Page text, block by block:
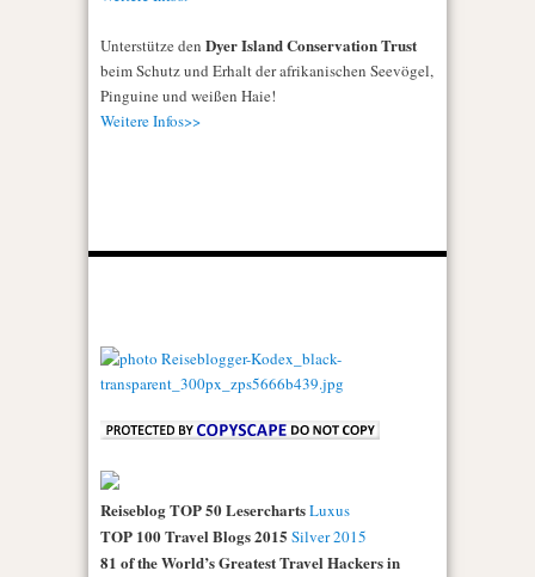
Unterstütze den Dyer Island Conservation Trust
beim Schutz und Erhalt der afrikanischen Seevögel,
Pinguine und weißen Haie!
Weitere Infos>>
Reiseblog TOP 50 LeserchartsLuxus
TOP 100 Travel Blogs 2015 Silver 2015
81 of the World’s Greatest Travel Hackers in